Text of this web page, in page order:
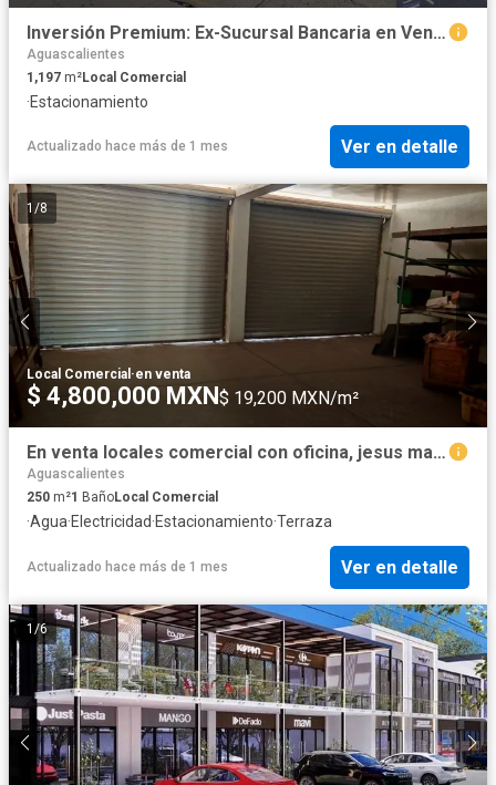
Inversión Premium: Ex-Sucursal Bancaria en Venta | Plaza Kristal, Aguascalientes
Aguascalientes
1,197 m²Local Comercial
·Estacionamiento
Actualizado hace más de 1 mes Ver en detalle
1 /8
Local Comercial ·en venta
$ 4,800,000 MXN $ 19,200 MXN/m²
En venta locales comercial con oficina, jesus maria, aguascalientes,
Aguascalientes
250 m²1 BañoLocal Comercial
·Agua·Electricidad·Estacionamiento·Terraza
Actualizado hace más de 1 mes Ver en detalle
1 /6